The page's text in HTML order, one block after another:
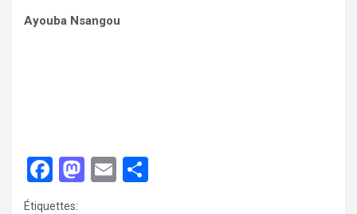
Ayouba Nsangou
F
a
M E
Étiquettes: